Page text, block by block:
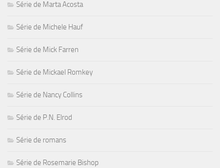
Série de Marta Acosta
Série de Michele Hauf
Série de Mick Farren
Série de Mickael Romkey
Série de Nancy Collins
Série de P.N. Elrod
Série de romans
Série de Rosemarie Bishop